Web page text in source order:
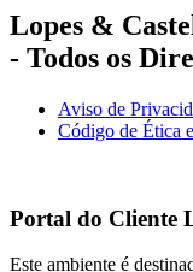
Lopes &
- Todos os
Aviso de
Código de Ética
Portal do Cliente
Este ambiente é